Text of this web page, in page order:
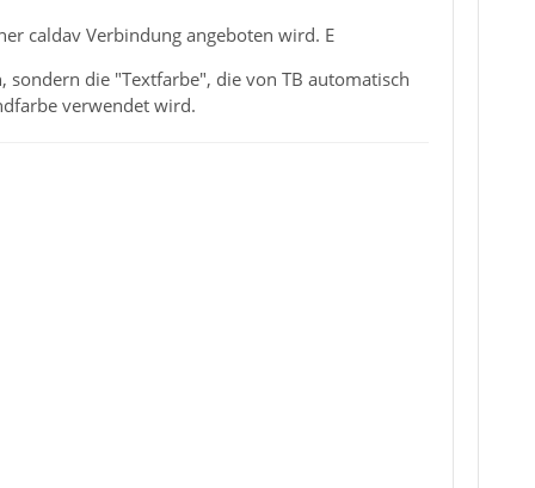
caldav Verbindung angeboten wird. E
sondern die "Textfarbe", die von TB automatisch
verwendet wird.